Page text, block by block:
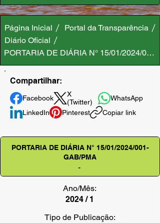
Página Inicial
Portal da Transparência
Diário Oficial
PORTARIA DE DIÁRIA N° 15/01/2024/001-
Compartilhar:
Facebook
X
(Twitter)
WhatsApp
LinkedIn
Pinterest Copiar link
PORTARIA DE DIÁRIA N° 15/01/2024/001-
GAB/PMA
-
Ano/Mês:
2024 / 1
Tipo de Publicação: